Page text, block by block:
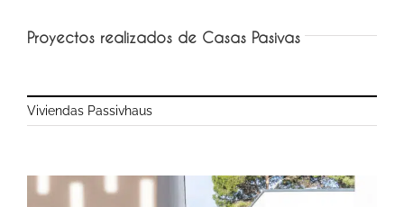
Proyectos realizados de Casas Pasivas
Viviendas Passivhaus